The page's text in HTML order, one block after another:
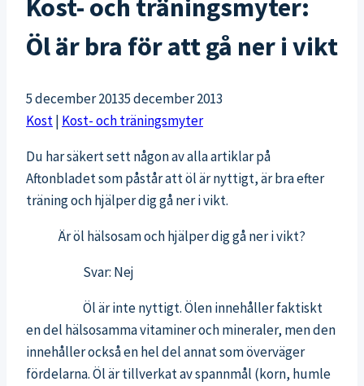
Kost- och träningsmyter:
Öl är bra för att gå ner i vikt
5 december 20135 december 2013
Kost| Kost- och träningsmyter
Du har säkert sett någon av alla artiklar på
Aftonbladet som påstår att öl är nyttigt, är bra efter
träning och hjälper dig gå ner i vikt.
Är öl hälsosam och hjälper dig gå ner i vikt?
Svar: Nej
Öl är inte nyttigt. Ölen innehåller faktiskt
en del hälsosamma vitaminer och mineraler, men den
innehåller också en hel del annat som överväger
fördelarna. Öl är tillverkat av spannmål (korn, humle